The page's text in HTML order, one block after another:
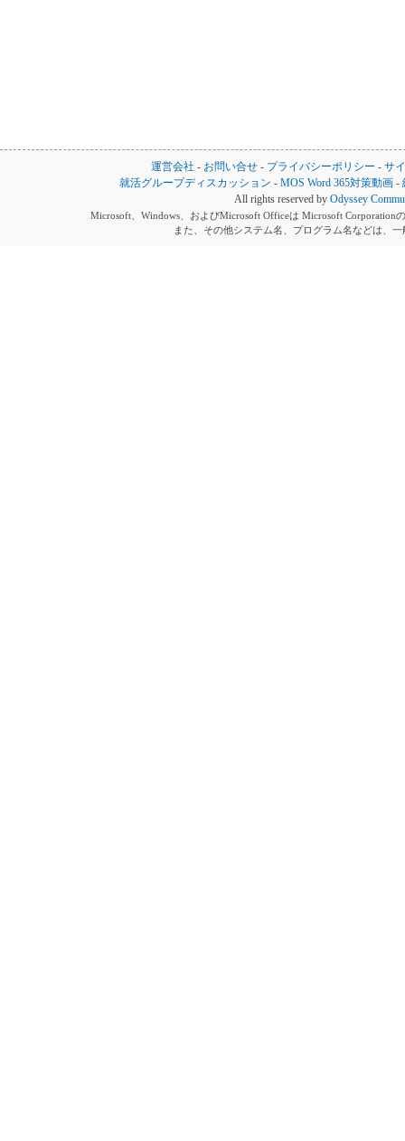
運営会社 - お問い合せ - プライバシーポリシー - サ
就活グループディスカッション -MOS Word 365対策動画 -
All rights reserved by Odyssey
Microsoft、Windows、およびMicrosoft Officeは Microsoft Corporation
また、その他システム名、プログラム名などは、